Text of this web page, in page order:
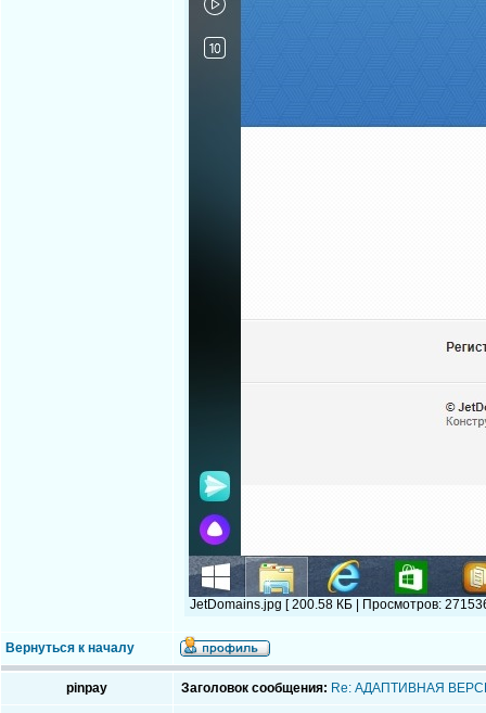
JetDomains.jpg [ 200.58 КБ | Просмотров:
Вернуться к началу
pinpay Заголовок сообщения: Re: АДАПТИВНАЯ